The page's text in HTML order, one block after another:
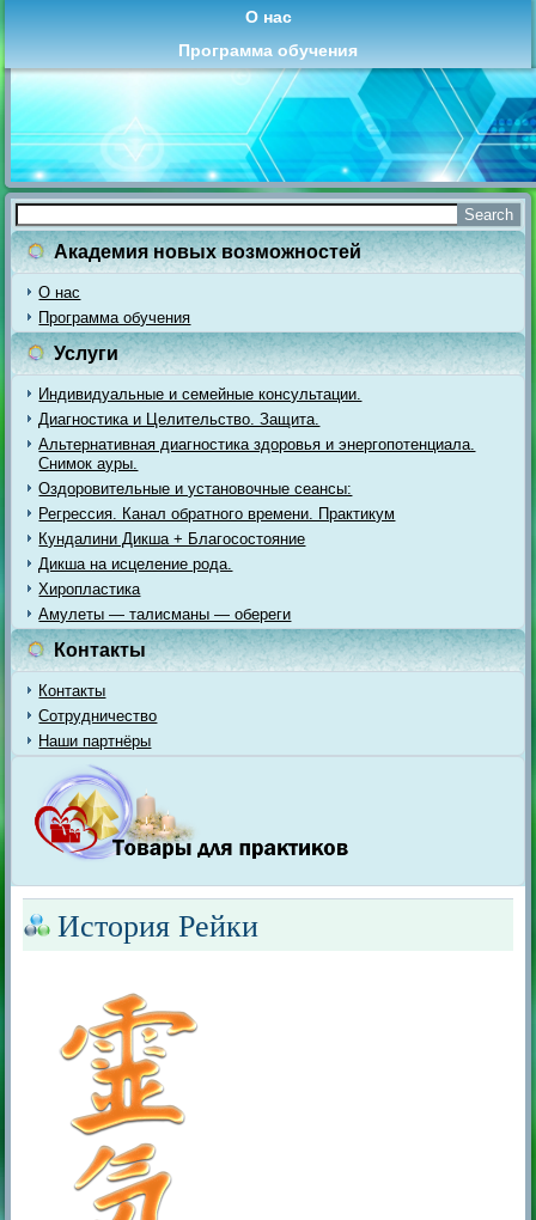
О нас
Программа обучения
Академия новых возможностей
О нас
Программа обучения
Услуги
Индивидуальные и семейные консультации.
Диагностика и Целительство. Защита.
Альтернативная диагностика здоровья и энергопотенциала.
Снимок ауры.
Оздоровительные и установочные сеансы:
Регрессия. Канал обратного времени. Практикум
Кундалини Дикша + Благосостояние
Дикша на исцеление рода.
Хиропластика
Амулеты — талисманы — обереги
Контакты
Контакты
Сотрудничество
Наши партнёры
История Рейки